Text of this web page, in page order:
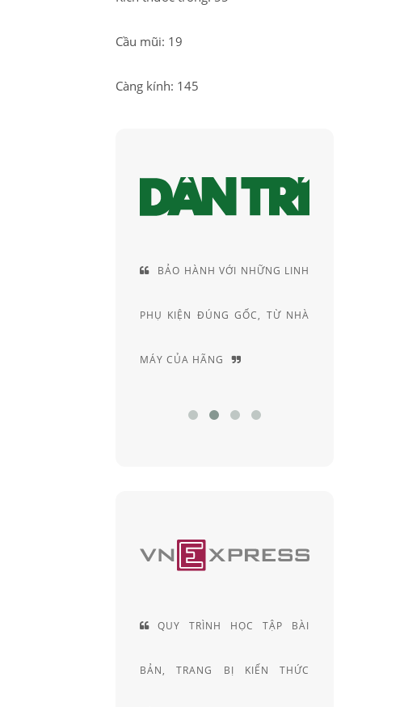
Cầu mũi: 19
Càng kính: 145
BẢO HÀNH VỚI NHỮNG LINH
PHỤ KIỆN ĐÚNG GỐC, TỪ NHÀ
MÁY CỦA HÃNG
RIÊNG, ĐẦY
QUY TRÌNH HỌC TẬP BÀI
BẢN, TRANG BỊ KIẾN THỨC